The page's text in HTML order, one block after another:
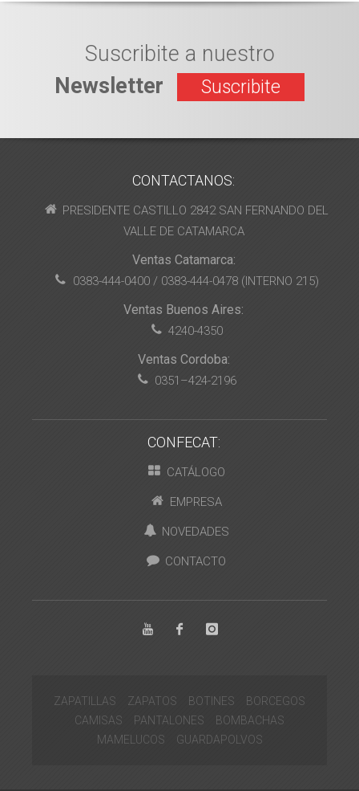
Suscribite a nuestro
Newsletter
Suscribite
CONTACTANOS:
PRESIDENTE CASTILLO 2842 SAN FERNANDO DEL
VALLE DE CATAMARCA
Ventas Catamarca:
0383-444-0400 / 0383-444-0478 (INTERNO 215)
Ventas Buenos Aires:
4240-4350
Ventas Cordoba:
0351–424-2196
CONFECAT:
CATÁLOGO
EMPRESA
NOVEDADES
CONTACTO
ZAPATILLAS ZAPATOS BOTINES
BORCEGOS
CAMISAS
PANTALONES
BOMBACHAS
MAMELUCOS
GUARDAPOLVOS